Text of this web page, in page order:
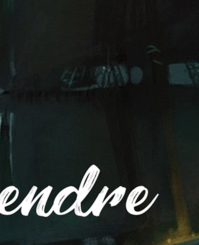
HORREUR LIMINALE – CAMP